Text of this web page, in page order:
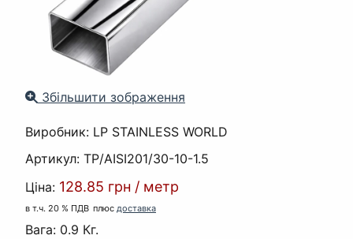
Збільшити зображення
Виробник: LP STAINLESS WORLD
Артикул: TP/AISI201/30-10-1.5
Ціна: 128.85 грн / метр
в т.ч. 20 % ПДВ плюс доставка
Вага: 0.9 Кг.